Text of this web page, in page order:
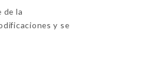
de la
y se